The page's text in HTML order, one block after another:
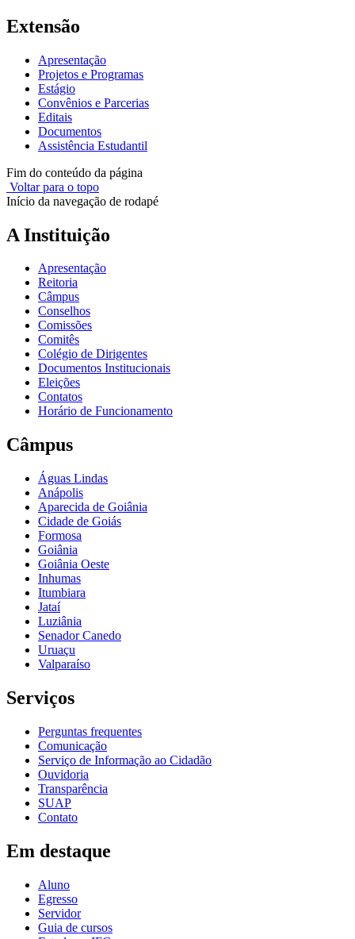
Extensão
Apresentação
Projetos e Programas
Estágio
Convênios e Parcerias
Editais
Documentos
Assistência Estudantil
Fim do conteúdo da página
Voltar para o topo
Início da navegação de rodapé
A Instituição
Apresentação
Reitoria
Câmpus
Conselhos
Comissões
Comitês
Colégio de Dirigentes
Documentos Institucionais
Eleições
Contatos
Horário de Funcionamento
Câmpus
Águas Lindas
Anápolis
Aparecida de Goiânia
Cidade de Goiás
Formosa
Goiânia
Goiânia Oeste
Inhumas
Itumbiara
Jataí
Luziânia
Senador Canedo
Uruaçu
Valparaíso
Serviços
Perguntas frequentes
Comunicação
Serviço de Informação ao Cidadão
Ouvidoria
Transparência
SUAP
Contato
Em destaque
Aluno
Egresso
Servidor
Guia de cursos